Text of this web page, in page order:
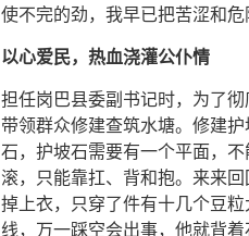
使不完的劲，我早已把苦涩和危
以心爱民，热血浇灌公仆情
担任岗巴县委副书记时，为了
带领群众修建查筑水塘。修建
石，护坡石需要有一个平面，
滚，只能靠扛、背和抱。来来
掉上衣，只穿了件有十几个豆
线，万一踩空会出事，他就背